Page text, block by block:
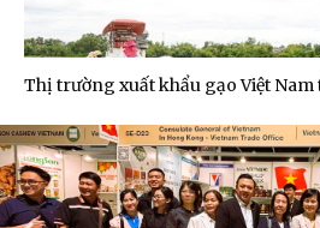
Thị trường xuất khẩu gạo Việt Nam